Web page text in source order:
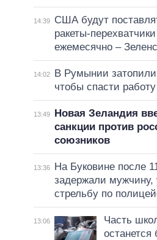
14:39
США будут
ракеты-
ежемесячно –
14:02
В Румынии
чтобы спасти
13:49
Новая Зеландия
санкции против
союзников
13:36
На Буковине после
задержали мужчину,
стрельбу по
13:06
Часть
останется